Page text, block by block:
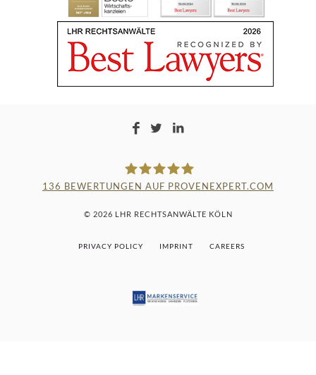
LAMPMANN, HABERKAMM &
ROSENBAUM
136 BEWERTUNGEN AUF PROVENEXPERT.COM
© 2026 LHR RECHTSANWÄLTE KÖLN
PRIVACY POLICY IMPRINT CAREERS